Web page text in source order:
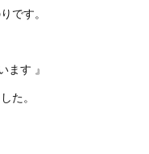
です。
ます 』
た。